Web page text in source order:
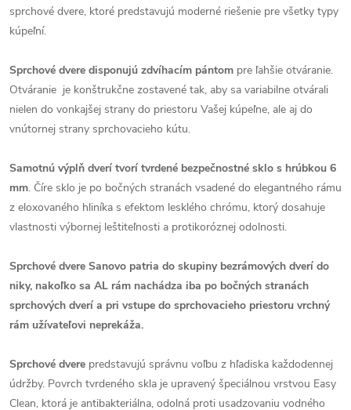
sprchové dvere, ktoré predstavujú moderné riešenie pre všetky typy
kúpeľní.
Sprchové dvere disponujú zdvíhacím pántom pre ľahšie otváranie.
Otváranie je konštrukčne zostavené tak, aby sa variabilne otvárali
nielen do vonkajšej strany do priestoru Vašej kúpeľne, ale aj do
vnútornej strany sprchovacieho kútu.
Samotnú výplň dverí tvorí tvrdené bezpečnostné sklo s hrúbkou 6
mm. Číre sklo je po bočných stranách vsadené do elegantného rámu
z eloxovaného hliníka s efektom lesklého chrómu, ktorý dosahuje
vlastnosti výbornej leštiteľnosti a protikoróznej odolnosti.
Sprchové dvere Sanovo patria do skupiny bezrámových dverí do
niky, nakoľko sa AL rám nachádza iba po bočných stranách
sprchových dverí a pri vstupe do sprchovacieho priestoru vrchný
rám užívateľovi neprekáža.
Sprchové dvere predstavujú správnu voľbu z hľadiska každodennej
údržby. Povrch tvrdeného skla je upravený špeciálnou vrstvou Easy
Clean, ktorá je antibakteriálna, odolná proti usadzovaniu vodného